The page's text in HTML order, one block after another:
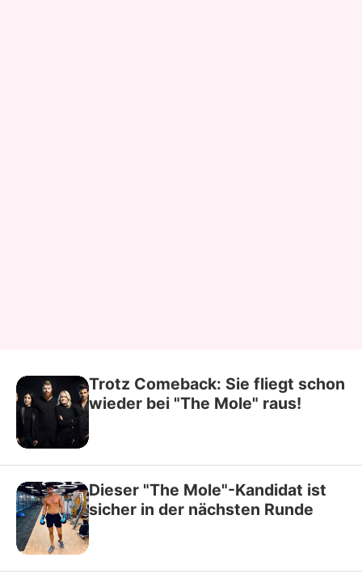
Trotz Comeback: Sie fliegt schon
wieder bei "The Mole" raus!
Dieser "The Mole"-Kandidat ist
sicher in der nächsten Runde